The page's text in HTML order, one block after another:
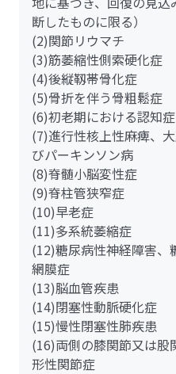
断したものに限る）
(2)関節リウマチ
(3)筋萎縮性側索硬化症
(4)後縦靱帯骨化症
(5)骨折を伴う骨粗鬆症
(6)初老期における認知症
(7)進行性核上性麻痺、
びパーキンソン病
(8)脊髄小脳変性症
(9)脊柱管狭窄症
(10)早老症
(11)多系統萎縮症
(12)糖尿病性神経障害、
網膜症
(13)脳血管疾患
(14)閉塞性動脈硬化症
(15)慢性閉塞性肺疾患
(16)両側の膝関節又は股
形性関節症